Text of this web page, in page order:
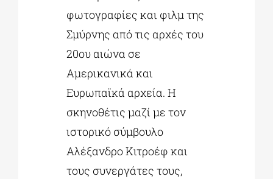
φωτογραφίες και φιλμ της
Σμύρνης από τις αρχές του
20ου αιώνα σε
Αμερικανικά και
Ευρωπαϊκά αρχεία. Η
σκηνοθέτις μαζί με τον
ιστορικό σύμβουλο
Αλέξανδρο Κιτροέφ και
τους συνεργάτες τους,